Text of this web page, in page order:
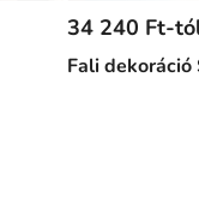
Fali
34 240 Ft-